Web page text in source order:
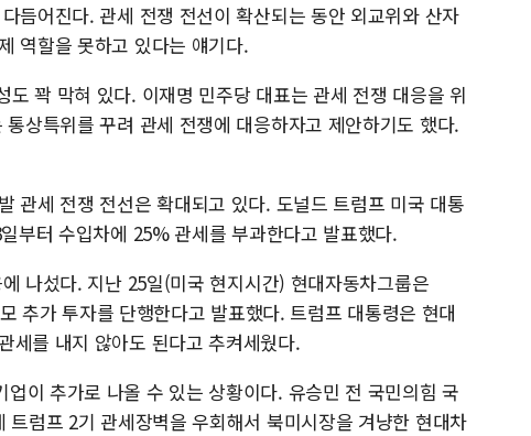
듬어진다. 관세 전쟁 전선이 확산되는 동안 외교위와 산자
역할을 못하고 있다는 얘기다.
꽉 막혀 있다. 이재명 민주당 대표는 관세 전쟁 대응을 위
상특위를 꾸려 관세 전쟁에 대응하자고 제안하기도 했다.
관세 전쟁 전선은 확대되고 있다. 도널드 트럼프 미국 대통
부터 수입차에 25% 관세를 부과한다고 발표했다.
나섰다. 지난 25일(미국 현지시간) 현대자동차그룹은
추가 투자를 단행한다고 발표했다. 트럼프 대통령은 현대
세를 내지 않아도 된다고 추켜세웠다.
이 추가로 나올 수 있는 상황이다. 유승민 전 국민의힘 국
럼프 2기 관세장벽을 우회해서 북미시장을 겨냥한 현대차